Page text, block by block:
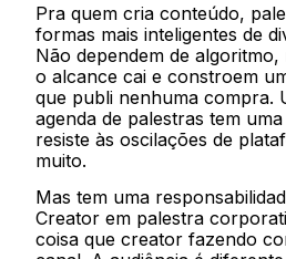
Pra quem cria conteúdo,
formas mais inteligentes de
Não dependem de
o alcance cai e constroem
que publi nenhuma compra.
agenda de palestras tem
resiste às oscilações de
muito.
Mas tem uma
Creator em palestra
coisa que creator fazendo